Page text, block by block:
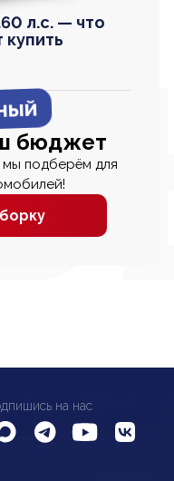
л.с. — что
купить
бюджет
мы подберём для
на нас